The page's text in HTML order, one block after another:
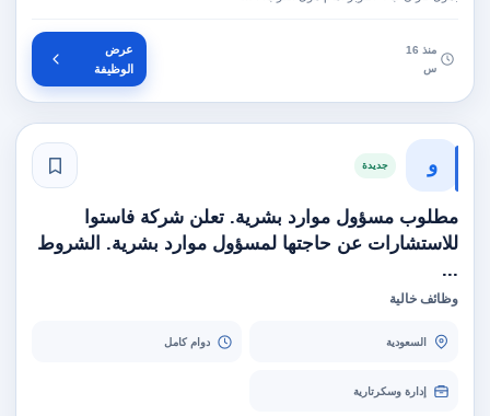
منذ 16
س
عرض
الوظيفة
و جديدة
مطلوب مسؤول موارد بشرية. تعلن شركة فاستوا
للاستشارات عن حاجتها لمسؤول موارد بشرية. الشروط
...
وظائف خالية
السعودية دوام كامل
إدارة وسكرتارية